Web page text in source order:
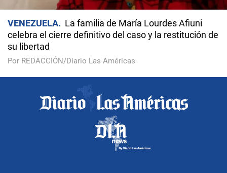
VENEZUELA
La familia de María Lourdes Afiuni
celebra el cierre definitivo del caso y la restitución de
su libertad
Por REDACCIÓN/Diario Las Américas